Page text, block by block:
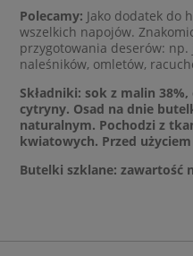
Polecamy: Jako dodatek do
wszelkich napojów.
przygotowania deserów:
naleśników, omletów,
Składniki: sok z malin
cytryny. Osad na dnie
naturalnym. Pochodzi z
kwiatowych. Przed
Butelki szklane: zawartość